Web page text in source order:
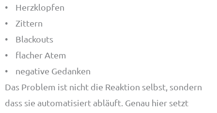
• Herzklopfen
• Zittern
• Blackouts
• flacher Atem
• negative Gedanken
Das Problem ist nicht die Reaktion selbst, sondern
dass sie automatisiert abläuft. Genau hier setzt